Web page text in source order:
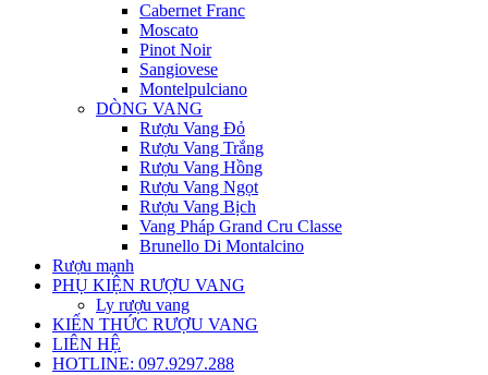
Cabernet Franc
Moscato
Pinot Noir
Sangiovese
Montelpulciano
DÒNG VANG
Rượu Vang Đỏ
Rượu Vang Trắng
Rượu Vang Hồng
Rượu Vang Ngọt
Rượu Vang Bịch
Vang Pháp Grand Cru Classe
Brunello Di Montalcino
Rượu mạnh
PHỤ KIỆN RƯỢU VANG
Ly rượu vang
KIẾN THỨC RƯỢU VANG
LIÊN HỆ
HOTLINE: 097.9297.288